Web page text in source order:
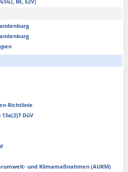
Richtlinie
DüV
und Klimamaßnahmen (AUKM)